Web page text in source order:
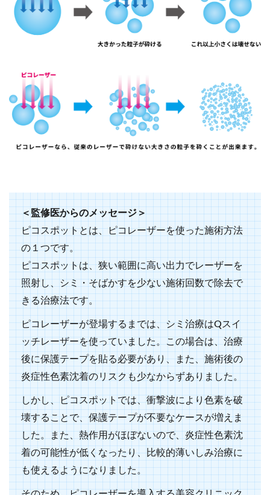
＜監修医からのメッセージ＞
ピコスポットとは、ピコレーザーを使った施術方法
の１つです。
ピコスポットは、狭い範囲に高い出力でレーザーを
照射し、シミ・そばかすを少ない施術回数で除去で
きる治療法です。
ピコレーザーが登場するまでは、シミ治療はQスイ
ッチレーザーを使っていました。この場合は、治療
後に保護テープを貼る必要があり、また、施術後の
炎症性色素沈着のリスクも少なからずありました。
しかし、ピコスポットでは、衝撃波により色素を破
壊することで、保護テープが不要なケースが増えま
した。また、熱作用がほぼないので、炎症性色素沈
着の可能性が低くなったり、比較的薄いしみ治療に
も使えるようになりました。